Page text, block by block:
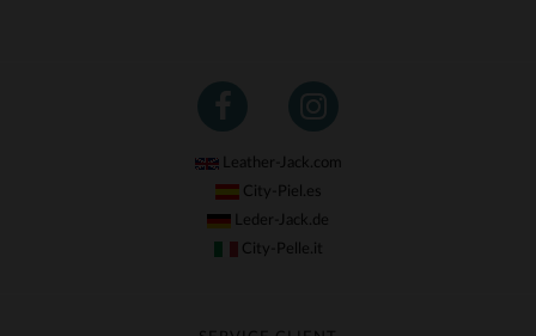
Leather-Jack.com
City-Piel.es
Leder-Jack.de
City-Pelle.it